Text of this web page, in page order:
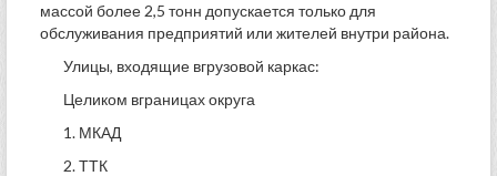
массой более 2,5 тонн допускается только для
обслуживания предприятий или жителей внутри района.
Улицы, входящие вгрузовой каркас:
Целиком вграницах округа
1. МКАД
2. ТТК